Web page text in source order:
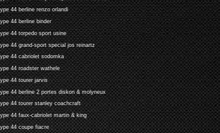
44 berline renzo orlandi
44 berline binder
44 torpedo sport usine
44 grand-sport special jos reinartz
44 cabriolet sodomka
44 roadster wathele
44 tourer jarvis
44 berline 2 portes diskon & molyneux
44 tourer stanley coachcraft
44 faux-cabriolet martin & king
44 coupe fiacre